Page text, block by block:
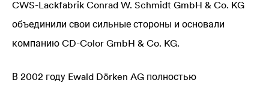
CWS-Lackfabrik Conrad W. Schmidt GmbH & Co. KG
объединили свои сильные стороны и основали
компанию CD-Color GmbH & Co. KG.
В 2002 году Ewald Dörken AG полностью